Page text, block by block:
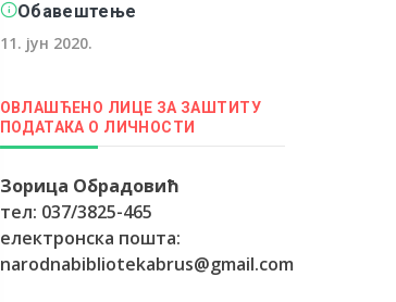
Обавештење
11. јун 2020.
ОВЛАШЋЕНО ЛИЦЕ ЗА ЗАШТИТУ
ПОДАТАКА О ЛИЧНОСТИ
Зорица Обрадовић
тел: 037/3825-465
електронска пошта:
narodnabibliotekabrus@gmail.com